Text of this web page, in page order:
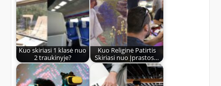
Kuo skiriasi 1 klasė nuo
2 traukinyje?
Kuo Religinė Patirtis
Skiriasi nuo Įprastos…